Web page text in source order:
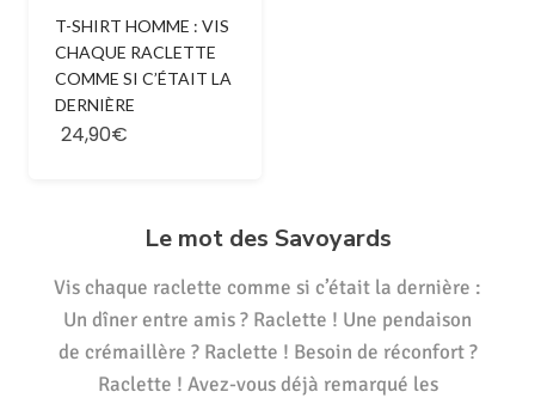
T-SHIRT HOMME : VIS
CHAQUE RACLETTE
COMME SI C’ÉTAIT LA
DERNIÈRE
24,90€
Le mot des Savoyards
Vis chaque raclette comme si c’était la dernière :
Un dîner entre amis ? Raclette ! Une pendaison
de crémaillère ? Raclette ! Besoin de réconfort ?
Raclette ! Avez-vous déjà remarqué les